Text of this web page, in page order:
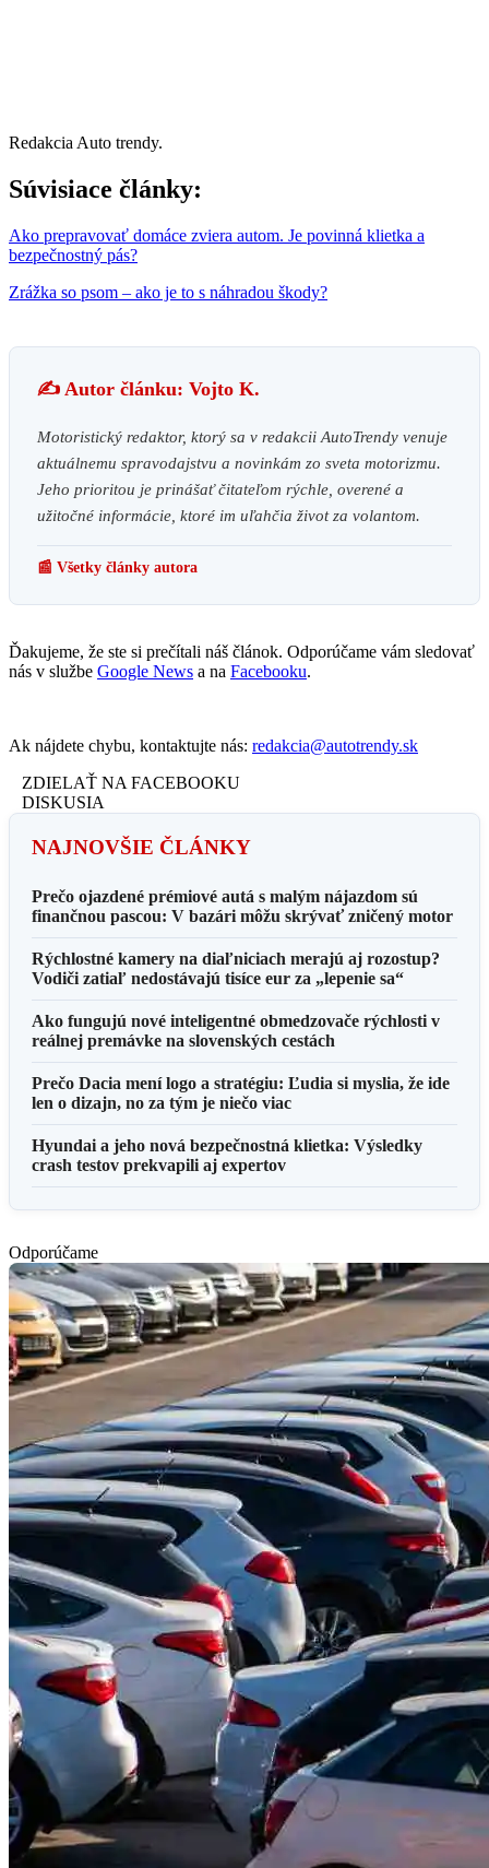
Redakcia Auto trendy.
Súvisiace články:
Ako prepravovať domáce zviera autom. Je povinná klietka a
bezpečnostný pás?
Zrážka so psom – ako je to s náhradou škody?
✍️ Autor článku: Vojto K.
Motoristický redaktor, ktorý sa v redakcii AutoTrendy venuje
aktuálnemu spravodajstvu a novinkám zo sveta motorizmu.
Jeho prioritou je prinášať čitateľom rýchle, overené a
užitočné informácie, ktoré im uľahčia život za volantom.
📰 Všetky články autora
Ďakujeme, že ste si prečítali náš článok. Odporúčame vám sledovať
nás v službe Google News a na Facebooku.
Ak nájdete chybu, kontaktujte nás: redakcia@autotrendy.sk
ZDIELAŤ NA FACEBOOKU
DISKUSIA
NAJNOVŠIE ČLÁNKY
Prečo ojazdené prémiové autá s malým nájazdom sú
finančnou pascou: V bazári môžu skrývať zničený motor
Rýchlostné kamery na diaľniciach merajú aj rozostup?
Vodiči zatiaľ nedostávajú tisíce eur za „lepenie sa“
Ako fungujú nové inteligentné obmedzovače rýchlosti v
reálnej premávke na slovenských cestách
Prečo Dacia mení logo a stratégiu: Ľudia si myslia, že ide
len o dizajn, no za tým je niečo viac
Hyundai a jeho nová bezpečnostná klietka: Výsledky
crash testov prekvapili aj expertov
Odporúčame